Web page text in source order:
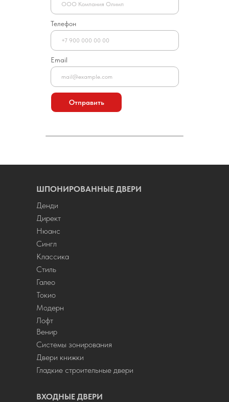
Телефон
Email
Отправить
ВХОДНЫЕ ДВЕРИ
ШПОНИРОВАННЫЕ ДВЕРИ
Денди
Директ
Нюанс
Сингл
Классика
Стиль
Галео
Токио
Модерн
Лофт
Системы зонирования
Двери книжки
Гладкие строительные двери
Венир